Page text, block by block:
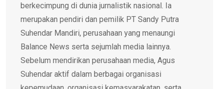
berkecimpung di dunia jurnalistik nasional. Ia
merupakan pendiri dan pemilik PT Sandy Putra
Suhendar Mandiri, perusahaan yang menaungi
Balance News serta sejumlah media lainnya.
Sebelum mendirikan perusahaan media, Agus
Suhendar aktif dalam berbagai organisasi